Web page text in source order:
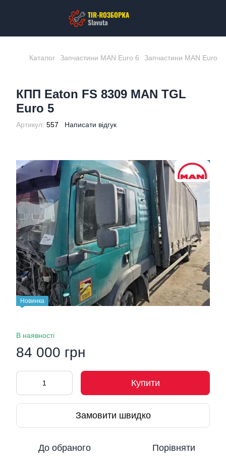
Каталог Запчастини MAN Euro 6 Запчастини MAN Euro 6
КПП Eaton FS 8309 MAN TGL
Euro 5
Артикул: 557 Написати відгук
Новинка
В наявності
84 000 грн
Купити
Замовити швидко
До обраного Порівняти